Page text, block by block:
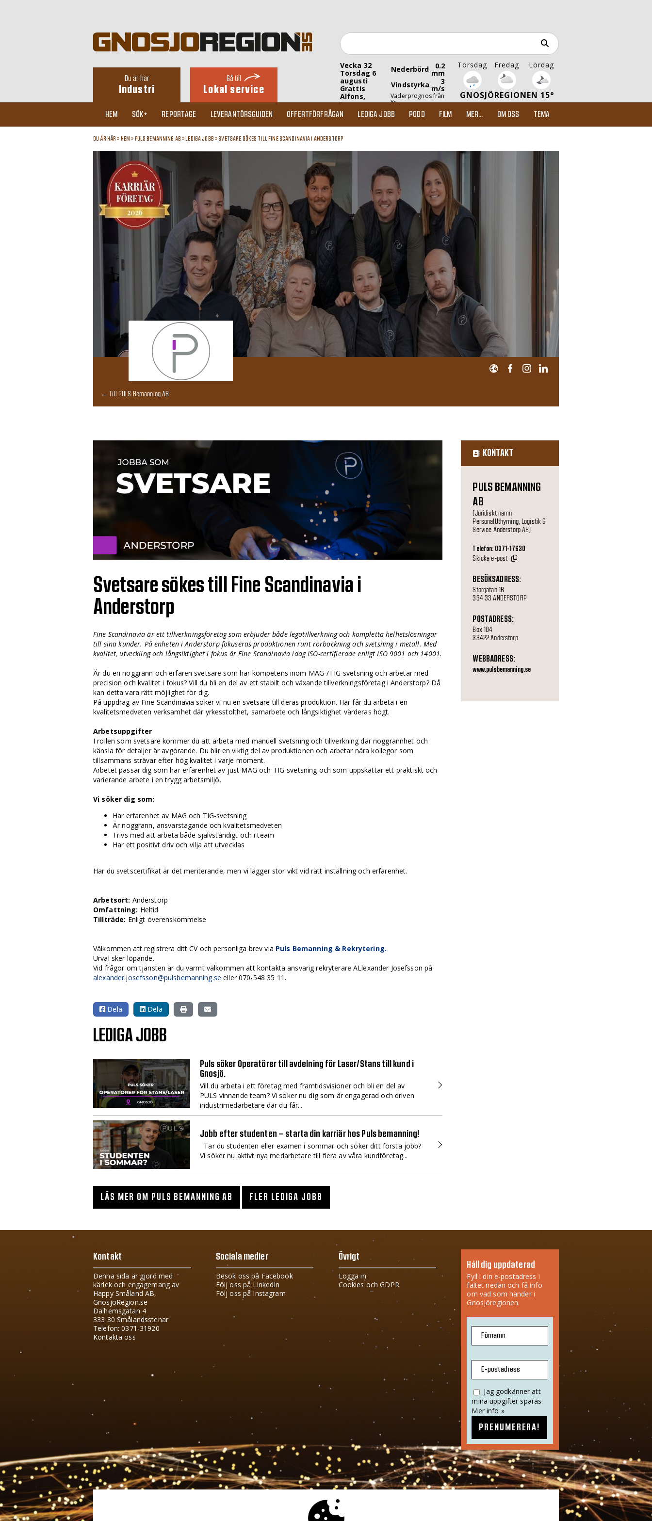
Du är här
Industri
Gå till
Lokal service
Vecka 32
Torsdag 6
augusti
Grattis
Alfons,
Inez
Nederbörd 0.2
mm
Vindstyrka
3
m/s
Väderprognos från
Yr
Torsdag Fredag Lördag
GNOSJÖREGIONEN 15°
HEM SÖK+ REPORTAGE LEVERANTÖRSGUIDEN OFFERTFÖRFRÅGAN LEDIGA JOBB PODD FILM MER... OM OSS TEMA
DU ÄR HÄR » HEM » PULS BEMANNING AB » LEDIGA JOBB »SVETSARE SÖKES TILL FINE SCANDINAVIA I ANDERSTORP
← Till PULS Bemanning AB
Svetsare sökes till Fine Scandinavia i
Anderstorp
Fine Scandinavia är ett tillverkningsföretag som erbjuder både legotillverkning och kompletta helhetslösningar
till sina kunder. På enheten i Anderstorp fokuseras produktionen runt rörbockning och svetsning i metall. Med
kvalitet, utveckling och långsiktighet i fokus är Fine Scandinavia idag ISO-certifierade enligt ISO 9001 och 14001.
Är du en noggrann och erfaren svetsare som har kompetens inom MAG-/TIG-svetsning och arbetar med
precision och kvalitet i fokus? Vill du bli en del av ett stabilt och växande tillverkningsföretag i Anderstorp? Då
kan detta vara rätt möjlighet för dig.
På uppdrag av Fine Scandinavia söker vi nu en svetsare till deras produktion. Här får du arbeta i en
kvalitetsmedveten verksamhet där yrkesstolthet, samarbete och långsiktighet värderas högt.
Arbetsuppgifter
I rollen som svetsare kommer du att arbeta med manuell svetsning och tillverkning där noggrannhet och
känsla för detaljer är avgörande. Du blir en viktig del av produktionen och arbetar nära kollegor som
tillsammans strävar efter hög kvalitet i varje moment.
Arbetet passar dig som har erfarenhet av just MAG och TIG-svetsning och som uppskattar ett praktiskt och
varierande arbete i en trygg arbetsmiljö.
Vi söker dig som:
Har erfarenhet av MAG och TIG-svetsning
Är noggrann, ansvarstagande och kvalitetsmedveten
Trivs med att arbeta både självständigt och i team
Har ett positivt driv och vilja att utvecklas
Har du svetscertifikat är det meriterande, men vi lägger stor vikt vid rätt inställning och erfarenhet.
Arbetsort: Anderstorp
Omfattning: Heltid
Tillträde: Enligt överenskommelse
Välkommen att registrera ditt CV och personliga brev via Puls Bemanning & Rekrytering.
Urval sker löpande.
Vid frågor om tjänsten är du varmt välkommen att kontakta ansvarig rekryterare ALlexander Josefsson på
alexander.josefsson@pulsbemanning.se eller 070-548 35 11.
Dela Dela
LEDIGA JOBB
Puls söker Operatörer till avdelning för Laser/Stans till kund i
Gnosjö.
Vill du arbeta i ett företag med framtidsvisioner och bli en del av
PULS vinnande team? Vi söker nu dig som är engagerad och driven
industrimedarbetare där du får...
Jobb efter studenten – starta din karriär hos Puls bemanning!
Tar du studenten eller examen i sommar och söker ditt första jobb?
Vi söker nu aktivt nya medarbetare till flera av våra kundföretag...
LÄS MER OM PULS BEMANNING AB FLER LEDIGA JOBB
KONTAKT
PULS BEMANNING
AB
(Juridiskt namn:
PersonalUthyrning, Logistik &
Service Anderstorp AB)
Telefon: 0371-17630
Skicka e-post
BESÖKSADRESS:
Storgatan 1B
334 33 ANDERSTORP
POSTADRESS:
Box 104
33422 Anderstorp
WEBBADRESS:
www.pulsbemanning.se
Kontakt
Denna sida är gjord med
kärlek och engagemang av
Happy Småland AB,
GnosjoRegion.se
Dalhemsgatan 4
333 30 Smålandsstenar
Telefon: 0371-31920
Kontakta oss
Sociala medier
Besök oss på Facebook
Följ oss på LinkedIn
Följ oss på Instagram
Övrigt
Logga in
Cookies och GDPR
Håll dig uppdaterad
Fyll i din e-postadress i
fältet nedan och få info
om vad som händer i
Gnosjöregionen.
Förnamn
E-postadress
Jag godkänner att
mina uppgifter sparas.
Mer info »
PRENUMERERA!